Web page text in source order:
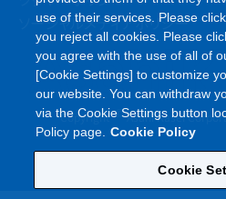
ソーシャルメディアポリシー
Copyright©Asahi Kasei
use of their services. Please
you reject all cookies. Please
you agree with the use of all of
[Cookie Settings] to customize
our website. You can withdraw
via the Cookie Settings button
Policy page. Cookie Policy
Cookie